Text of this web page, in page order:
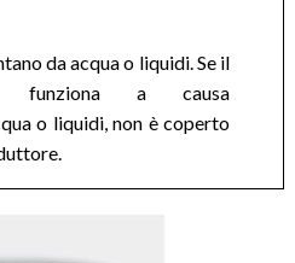
da acqua o liquidi. Se il
funziona a causa
o liquidi, non è coperto